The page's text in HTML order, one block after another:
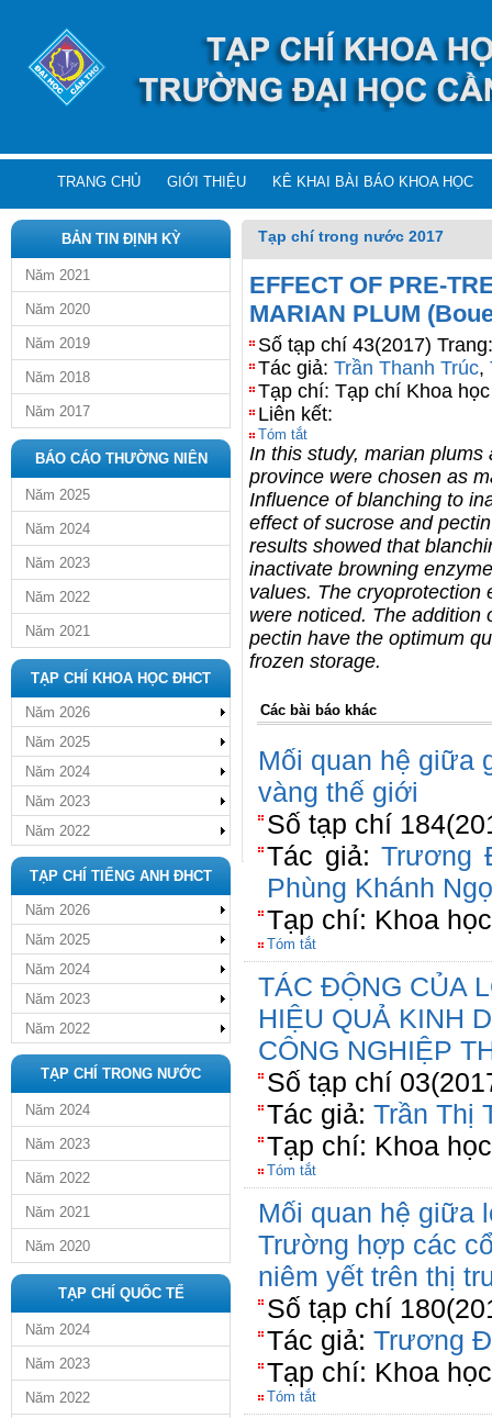
TRANG CHỦ GIỚI THIỆU KÊ KHAI BÀI BÁO KHOA HỌC
BẢN TIN ĐỊNH KỲ
Năm 2021
Năm 2020
Năm 2019
Năm 2018
Năm 2017
BÁO CÁO THƯỜNG NIÊN
Năm 2025
Năm 2024
Năm 2023
Năm 2022
Năm 2021
TẠP CHÍ KHOA HỌC ĐHCT
Năm 2026
Năm 2025
Năm 2024
Năm 2023
Năm 2022
TẠP CHÍ TIẾNG ANH ĐHCT
Năm 2026
Năm 2025
Năm 2024
Năm 2023
Năm 2022
TẠP CHÍ TRONG NƯỚC
Năm 2024
Năm 2023
Năm 2022
Năm 2021
Năm 2020
TẠP CHÍ QUỐC TẾ
Năm 2024
Năm 2023
Năm 2022
Tạp chí trong nước 2017
EFFECT OF PRE-
MARIAN PLUM
Số tạp chí 43(2017)
Tác giả: Trần Thanh Trúc,
Tạp chí: Tạp chí Khoa
Liên kết:
Tóm tắt
In this study, marian
province were chosen as
Influence of blanching to
effect of sucrose and
results showed that
inactivate browning
values. The cryoprotection
were noticed. The addition
pectin have the optimum
frozen storage.
Các bài báo khác
Mối quan hệ giữa
vàng thế giới
Số tạp chí
Tác giả:Trương
Phùng Khánh
Tạp chí: Khoa
Tóm tắt
TÁC ĐỘNG CỦA
HIỆU QUẢ KINH
CÔNG NGHIỆP
Số tạp chí
Tác giả: Trần Thị
Tạp chí: Khoa
Tóm tắt
Mối quan hệ giữa
Trường hợp các
niêm yết trên thị
Số tạp chí
Tác giả: Trương
Tạp chí: Khoa
Tóm tắt